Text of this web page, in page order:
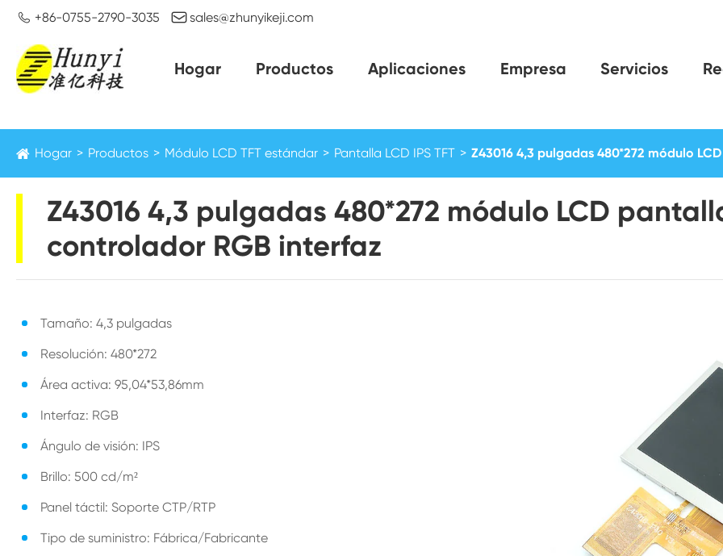
 +86-0755-2790-3035 sales@zhunyikeji.com
Hogar Productos Aplicaciones Empresa Servicios
Hogar Productos Módulo LCD TFT estándar Pantalla LCD IPS TFT Z43016 4,3 pulgadas 480*272 módulo
Z43016 4,3 pulgadas 480*272 módulo LCD
controlador RGB interfaz
Tamaño: 4,3 pulgadas
Resolución: 480*272
Área activa: 95,04*53,86mm
Interfaz: RGB
Ángulo de visión: IPS
Brillo: 500 cd/m²
Panel táctil: Soporte CTP/RTP
Tipo de suministro: Fábrica/Fabricante